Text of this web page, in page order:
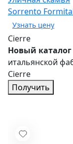
Sorrento
Cierre
Новый каталог
итальянской
Cierre
Получить